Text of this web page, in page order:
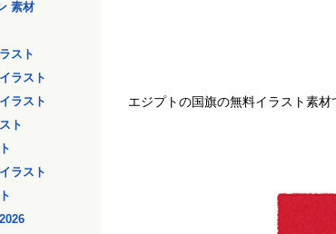
エジプトの国旗の無料イラスト素材
素材
スト
ラスト
ラスト
ト
ラスト